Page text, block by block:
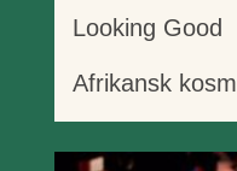
Looking Good
Afrikansk